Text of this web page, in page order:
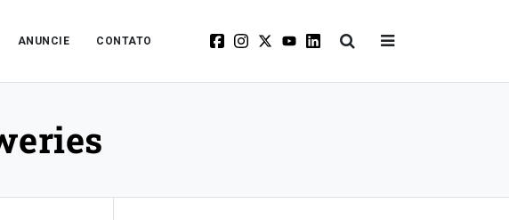
ANUNCIE CONTATO